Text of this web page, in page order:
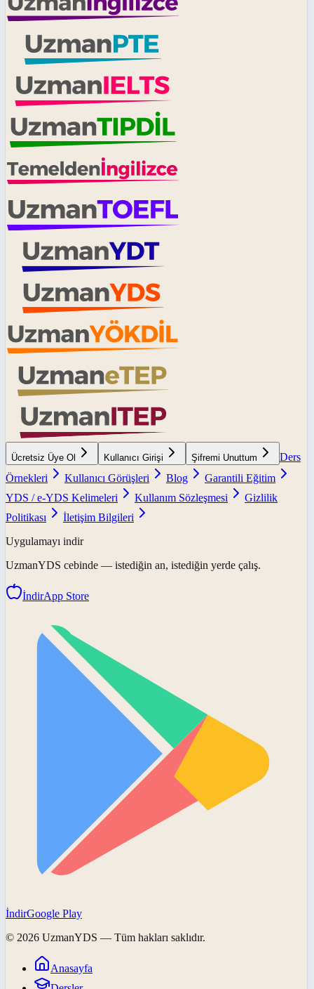
Ücretsiz Üye Ol Kullanıcı Girişi Şifremi Unuttum
Ders
Örnekleri
Kullanıcı Görüşleri Blog
Garantili Eğitim
YDS / e-YDS Kelimeleri
Kullanım Sözleşmesi
Gizlilik
Politikası
İletişim Bilgileri
Uygulamayı indir
UzmanYDS cebinde — istediğin an, istediğin yerde çalış.
İndirApp Store
İndirGoogle Play
© 2026 UzmanYDS — Tüm hakları saklıdır.
Anasayfa